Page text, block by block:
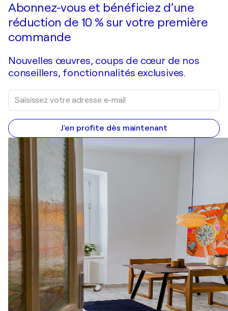
Abonnez-vous et bénéficiez d’une
réduction de 10 % sur votre première
commande
Nouvelles œuvres, coups de cœur de nos
conseillers, fonctionnalités exclusives.
J'en profite dès maintenant